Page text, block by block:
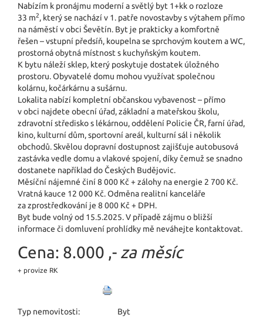
Nabízím k pronájmu moderní a světlý byt 1+kk o rozloze
33 m2, který se nachází v 1. patře novostavby s výtahem přímo
na náměstí v obci Ševětín. Byt je prakticky a komfortně
řešen – vstupní předsíň, koupelna se sprchovým koutem a WC,
prostorná obytná místnost s kuchyňským koutem.
K bytu náleží sklep, který poskytuje dostatek úložného
prostoru. Obyvatelé domu mohou využívat společnou
kolárnu, kočárkárnu a sušárnu.
Lokalita nabízí kompletní občanskou vybavenost – přímo
v obci najdete obecní úřad, základní a mateřskou školu,
zdravotní středisko s lékárnou, oddělení Policie ČR, farní úřad,
kino, kulturní dům, sportovní areál, kulturní sál i několik
obchodů. Skvělou dopravní dostupnost zajišťuje autobusová
zastávka vedle domu a vlakové spojení, díky čemuž se snadno
dostanete například do Českých Budějovic.
Měsíční nájemné činí 8 000 Kč + zálohy na energie 2 700 Kč.
Vratná kauce 12 000 Kč. Odměna realitní kanceláře
za zprostředkování je 8 000 Kč + DPH.
Byt bude volný od 15.5.2025. V pří­padě zájmu o bližší
informace či domluvení prohlídky mě neváhejte kontaktovat.
Cena: 8.000 ,- za měsíc
+ provize RK
Typ nemovitosti:
Byt